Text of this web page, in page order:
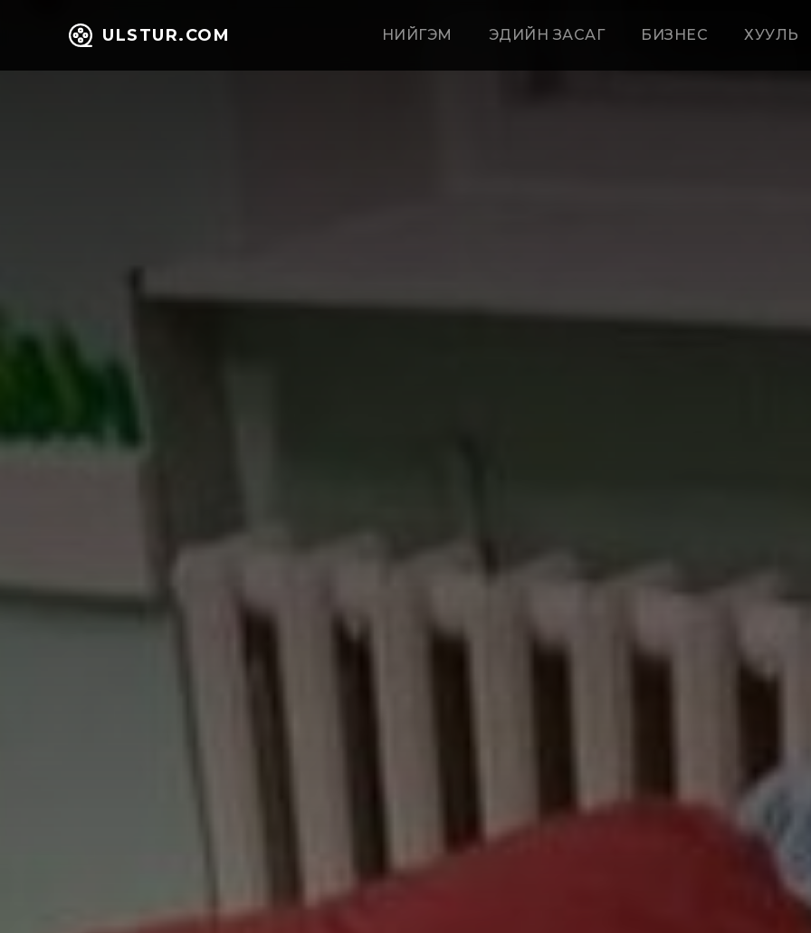
ULSTUR.COM НИЙГЭМ ЭДИЙН ЗАСАГ БИЗНЕС ХУУЛЬ